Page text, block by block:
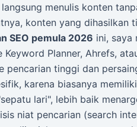
menulis konten
konten yang dihasilkan
SEO pemula 2026 ini, saya
Keyword Planner, Ahrefs,
pencarian tinggi dan
karena biasanya
lari", lebih baik
niat pencarian (search